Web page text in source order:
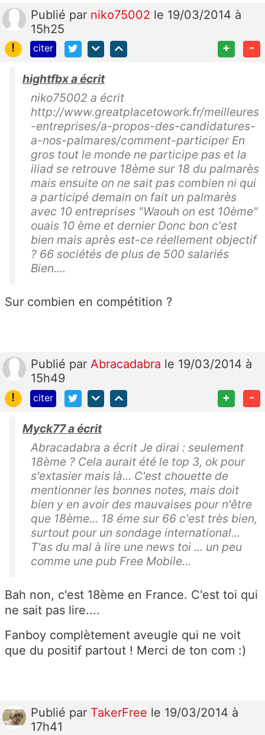
Publié par niko75002 le 19/03/2014 à
15h25
!
citer + -
hightfbx a écrit
niko75002 a écrit
http://www.greatplacetowork.fr/meilleures
-entreprises/a-propos-des-candidatures-
a-nos-palmares/comment-participer En
gros tout le monde ne participe pas et la
iliad se retrouve 18ème sur 18 du palmarès
mais ensuite on ne sait pas combien ni qui
a participé demain on fait un palmarès
avec 10 entreprises "Waouh on est 10ème"
ouais 10 ème et dernier Donc bon c'est
bien mais après est-ce réellement objectif
? 66 sociétés de plus de 500 salariés
Bien....
Sur combien en compétition ?
Publié par Abracadabra le 19/03/2014 à
15h49
!
citer + -
Myck77 a écrit
Abracadabra a écrit Je dirai : seulement
18ème ? Cela aurait été le top 3, ok pour
s'extasier mais là... C'est chouette de
mentionner les bonnes notes, mais doit
bien y en avoir des mauvaises pour n'être
que 18ème... 18 éme sur 66 c'est très bien,
surtout pour un sondage international...
T'as du mal à lire une news toi ... un peu
comme une pub Free Mobile...
Bah non, c'est 18ème en France. C'est toi qui
ne sait pas lire....
Fanboy complètement aveugle qui ne voit
que du positif partout ! Merci de ton com :)
Publié par TakerFree le 19/03/2014 à
17h41